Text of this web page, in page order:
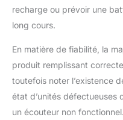
recharge ou prévoir une
long cours.
En matière de fiabilité, la
produit remplissant
toutefois noter l’existence
état d’unités défectueuses
un écouteur non